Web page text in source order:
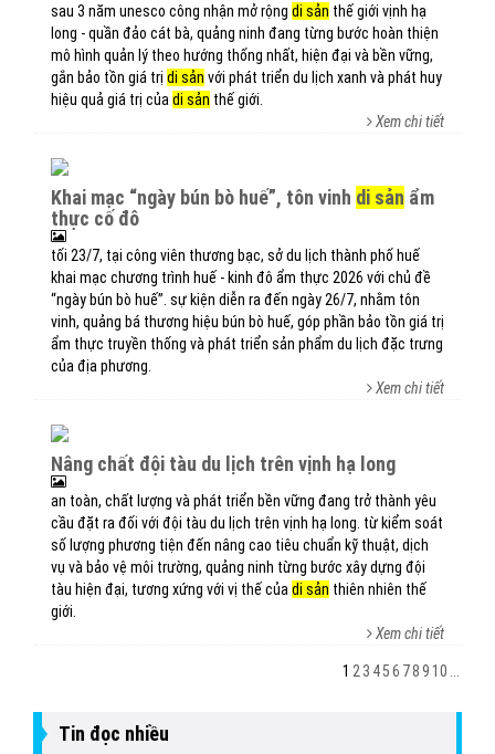
sau 3 năm unesco công nhận mở rộng di sản thế giới vịnh hạ
long - quần đảo cát bà, quảng ninh đang từng bước hoàn thiện
mô hình quản lý theo hướng thống nhất, hiện đại và bền vững,
gắn bảo tồn giá trị di sản với phát triển du lịch xanh và phát huy
hiệu quả giá trị của di sản thế giới.
Xem chi tiết
khai mạc “ngày bún bò huế”, tôn vinh di sản ẩm
thực cố đô
tối 23/7, tại công viên thương bạc, sở du lịch thành phố huế
khai mạc chương trình huế - kinh đô ẩm thực 2026 với chủ đề
“ngày bún bò huế”. sự kiện diễn ra đến ngày 26/7, nhằm tôn
vinh, quảng bá thương hiệu bún bò huế, góp phần bảo tồn giá trị
ẩm thực truyền thống và phát triển sản phẩm du lịch đặc trưng
của địa phương.
Xem chi tiết
nâng chất đội tàu du lịch trên vịnh hạ long
an toàn, chất lượng và phát triển bền vững đang trở thành yêu
cầu đặt ra đối với đội tàu du lịch trên vịnh hạ long. từ kiểm soát
số lượng phương tiện đến nâng cao tiêu chuẩn kỹ thuật, dịch
vụ và bảo vệ môi trường, quảng ninh từng bước xây dựng đội
tàu hiện đại, tương xứng với vị thế của di sản thiên nhiên thế
giới.
Xem chi tiết
1 2 3 456 789 10
Tin đọc nhiều